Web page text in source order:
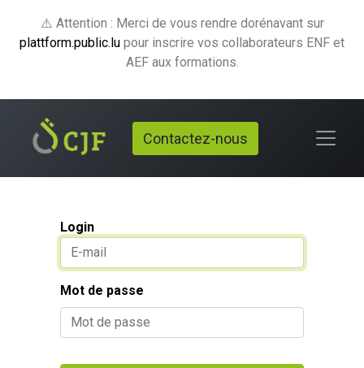
⚠️ Attention : Merci de vous rendre dorénavant sur
plattform.public.lu pour inscrire vos collaborateurs ENF et
AEF aux formations.
Contactez-nous
Login
Mot de passe